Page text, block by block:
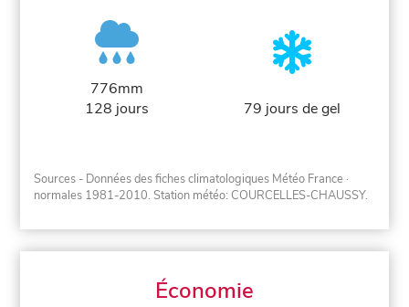
776mm
128 jours
79 jours de gel
Sources - Données des fiches climatologiques Météo France ·
normales 1981-2010. Station météo: COURCELLES-CHAUSSY.
Économie